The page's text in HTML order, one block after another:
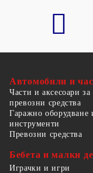
Автомобили и
Части и аксесоари за
превозни средства
Гаражно оборудване
инструменти
Превозни средства
Бебета и малки
Играчки и игри